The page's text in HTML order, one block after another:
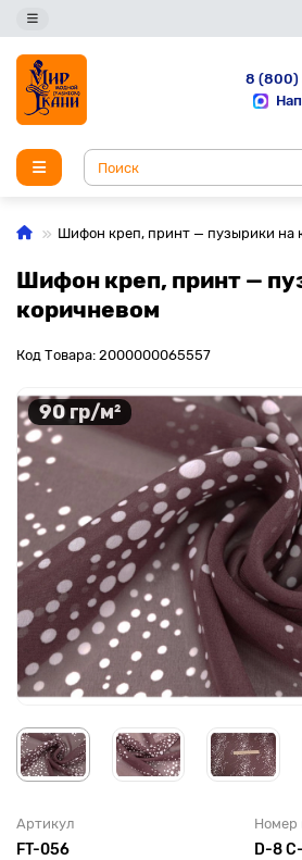
8 (800)
Шифон креп, принт — пузырики на
Шифон креп, принт —
коричневом
Код Товара: 2000000065557
90 гр/м²
Артикул
FT-056
Номер
D-8